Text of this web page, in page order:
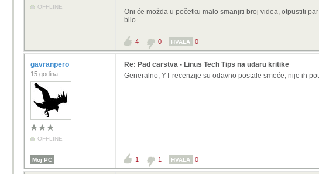
OFFLINE
Oni će možda u početku malo smanjiti broj videa, otpustiti
bilo
4 0 HVALA 0
gavranpero
15 godina
OFFLINE
Re: Pad carstva - Linus Tech Tips na udaru kritike
Generalno, YT recenzije su odavno postale smeće, nije ih
Moj PC 1 1 HVALA 0